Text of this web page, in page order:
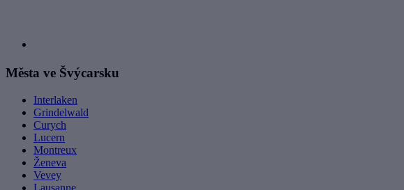
Města ve Švýcarsku
Interlaken
Grindelwald
Curych
Lucern
Montreux
Ženeva
Vevey
Lausanne